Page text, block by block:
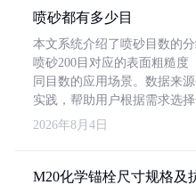
喷砂都有多少目
本文系统介绍了喷砂目数的
喷砂200目对应的表面粗糙度
同目数的应用场景。数据来
实践，帮助用户根据需求选择
2026年8月4日
M20化学锚栓尺寸规格及